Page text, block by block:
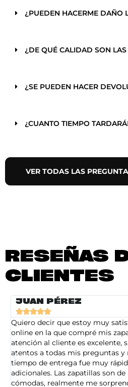
¿PUEDEN HACERME DAÑO
¿DE QUÉ CALIDAD SON LAS
¿SE PUEDEN HACER
¿CUANTO TIEMPO
VER TODAS LAS
RESEÑAS
CLIENTES
JUAN PÉREZ

Quiero decir que estoy muy
online en la que compré mis
atención al cliente es excelente,
atentos a todas mis preguntas y
tiempo de entrega fue muy
adicionales. Las zapatillas son
cómodas, realmente me